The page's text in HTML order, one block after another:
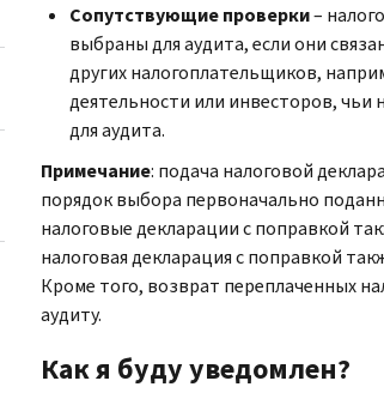
Сопутствующие проверки–
выбраны для аудита, если они
других налогоплательщиков,
деятельности или инвесторов,
для аудита.
Примечание: подача налоговой
порядок выбора первоначально
налоговые декларации с поправкой
налоговая декларация с поправкой
Кроме того, возврат переплаченных
аудиту.
Как я буду уведомлен?